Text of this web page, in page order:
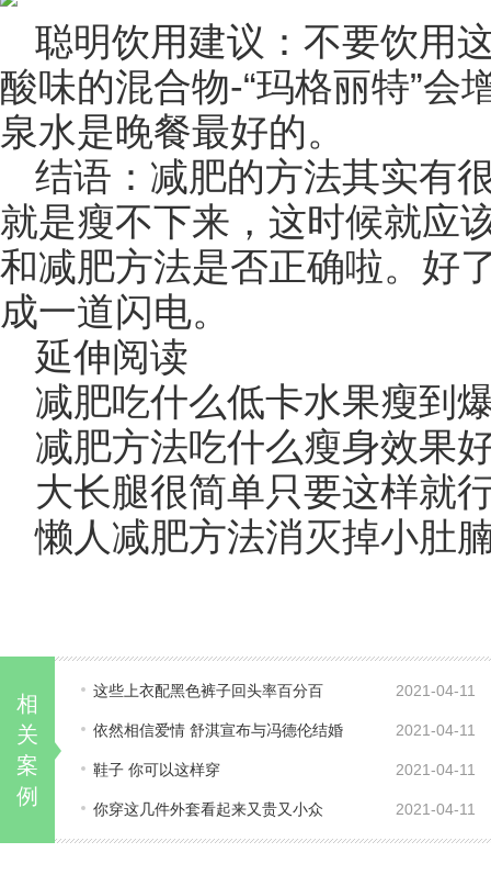
聪明饮用建议：不要饮用
酸味的混合物-“玛格丽特”会
泉水是晚餐最好的。
结语：减肥的方法其实有
就是瘦不下来，这时候就应
和减肥方法是否正确啦。好
成一道闪电。
延伸阅读
减肥吃什么低卡水果瘦到
减肥方法吃什么瘦身效果
大长腿很简单只要这样就
懒人减肥方法消灭掉小肚
相
关
案
例
这些上衣配黑色裤子回头率百分百 2021-04-11
依然相信爱情 舒淇宣布与冯德伦结婚 2021-04-11
鞋子 你可以这样穿 2021-04-11
你穿这几件外套看起来又贵又小众 2021-04-11